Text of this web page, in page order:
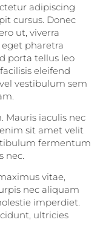
adipiscing
cursus. Donec
ut, viverra
eget pharetra
porta tellus leo
eleifend
vestibulum sem
Mauris iaculis nec
sit amet velit
fermentum
nec.
vitae,
nec aliquam
imperdiet.
ultricies